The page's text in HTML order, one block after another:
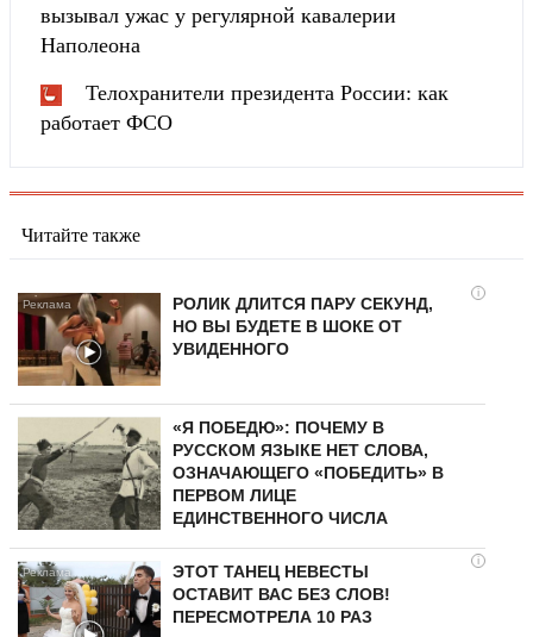
вызывал ужас у регулярной кавалерии
Наполеона
Телохранители президента России: как
работает ФСО
Читайте также
i
РОЛИК ДЛИТСЯ ПАРУ СЕКУНД,
НО ВЫ БУДЕТЕ В ШОКЕ ОТ
УВИДЕННОГО
«Я ПОБЕДЮ»: ПОЧЕМУ В
РУССКОМ ЯЗЫКЕ НЕТ СЛОВА,
ОЗНАЧАЮЩЕГО «ПОБЕДИТЬ» В
ПЕРВОМ ЛИЦЕ
ЕДИНСТВЕННОГО ЧИСЛА
i
ЭТОТ ТАНЕЦ НЕВЕСТЫ
ОСТАВИТ ВАС БЕЗ СЛОВ!
ПЕРЕСМОТРЕЛА 10 РАЗ